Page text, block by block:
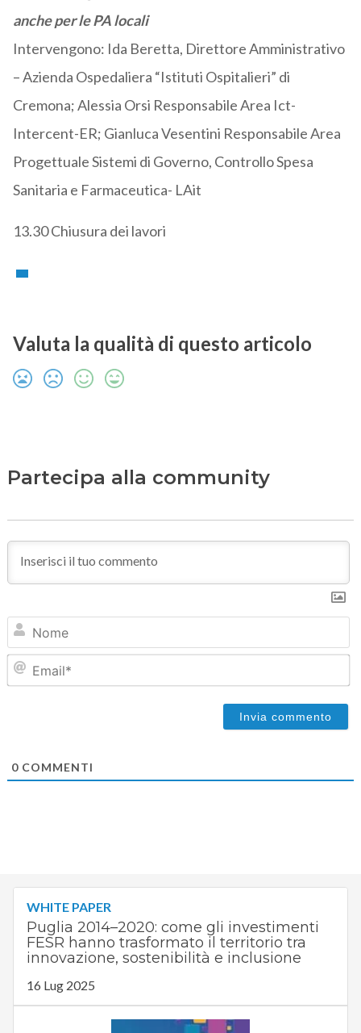
anche per le PA locali
Intervengono: Ida Beretta, Direttore Amministrativo
– Azienda Ospedaliera “Istituti Ospitalieri” di
Cremona; Alessia Orsi Responsabile Area Ict-
Intercent-ER; Gianluca Vesentini Responsabile Area
Progettuale Sistemi di Governo, Controllo Spesa
Sanitaria e Farmaceutica- LAit
13.30 Chiusura dei lavori
Valuta la qualità di questo articolo
Partecipa alla community
0COMMENTI
WHITE PAPER
Puglia 2014–2020: come gli investimenti
FESR hanno trasformato il territorio tra
innovazione, sostenibilità e inclusione
16 Lug 2025